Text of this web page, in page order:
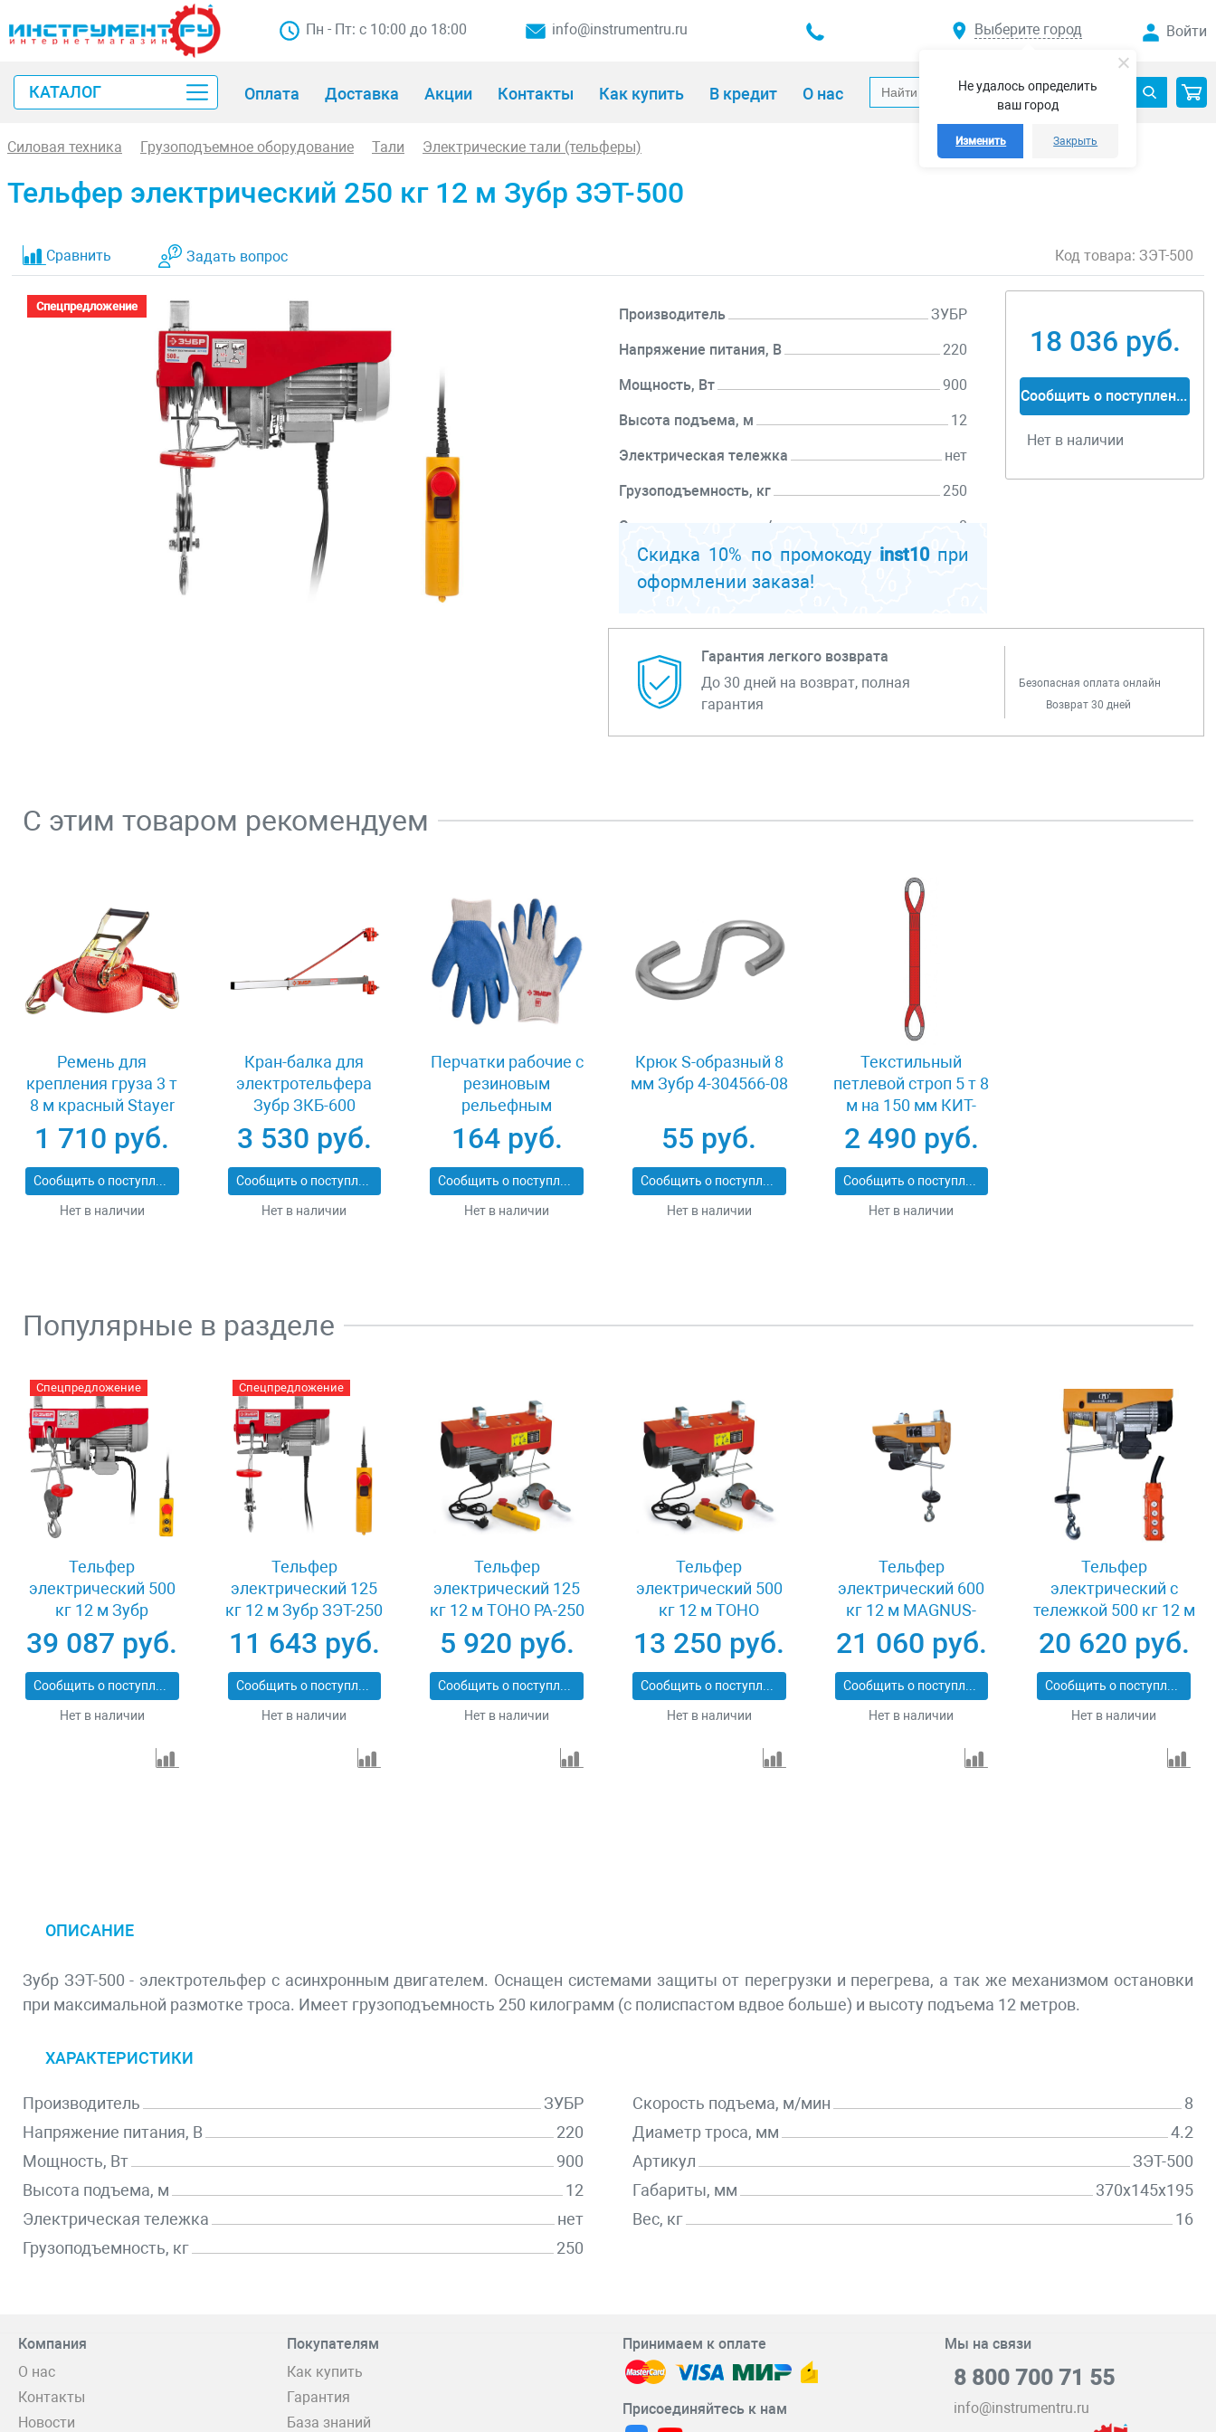
Не удалось определить
ваш город
Изменить Закрыть
Пн - Пт: с 10:00 до 18:00 info@instrumentru.ru Выберите город Войти
КАТАЛОГ Оплата Доставка Акции Контакты Как купить В кредит О нас
Силовая техника Грузоподъемное оборудование Тали Электрические тали (тельферы)
Тельфер электрический 250 кг 12 м Зубр ЗЭТ-500
Сравнить Задать вопрос Код товара: ЗЭТ-500
Спецпредложение Производитель ЗУБР
Напряжение питания, В 220
Мощность, Вт 900
Высота подъема, м 12
Электрическая тележка нет
Грузоподъемность, кг 250
Скорость подъема, м/мин 8
Перейти к описанию
Скидка 10% по промокоду inst10при
оформлении заказа!
18 036 руб.
Сообщить о поступлении
Нет в наличии
Гарантия легкого возврата
До 30 дней на возврат, полная
гарантия
Безопасная оплата онлайн
Возврат 30 дней
С этим товаром рекомендуем
Ремень для
крепления груза 3 т
8 м красный Stayer
PROFESSIONAL
40564-8
1 710 руб.
Сообщить о поступлении
Нет в наличии
Кран-балка для
электротельфера
Зубр ЗКБ-600
3 530 руб.
Сообщить о поступлении
Нет в наличии
Перчатки рабочие с
резиновым
рельефным
покрытием размер
XL Зубр 11260-XL
164 руб.
Сообщить о поступлении
Нет в наличии
Крюк S-образный 8
мм Зубр 4-304566-08
55 руб.
Сообщить о поступлении
Нет в наличии
Текстильный
петлевой строп 5 т 8
м на 150 мм КИТ-
СТП-5-8
2 490 руб.
Сообщить о поступлении
Нет в наличии
Популярные в разделе
Спецпредложение
Тельфер
электрический 500
кг 12 м Зубр
ЗЭТ-1000
39 087 руб.
Сообщить о поступлении
Нет в наличии
Спецпредложение
Тельфер
электрический 125
кг 12 м Зубр ЗЭТ-250
11 643 руб.
Сообщить о поступлении
Нет в наличии
Тельфер
электрический 125
кг 12 м TOHO РА-250
5 920 руб.
Сообщить о поступлении
Нет в наличии
Тельфер
электрический 500
кг 12 м TOHO
РА-990A
13 250 руб.
Сообщить о поступлении
Нет в наличии
Тельфер
электрический 600
кг 12 м MAGNUS-
PROFI МЕН-600/1200
21 060 руб.
Сообщить о поступлении
Нет в наличии
Тельфер
электрический с
тележкой 500 кг 12 м
MAGNUS-PROFI
МЕН-500/1000
20 620 руб.
Сообщить о поступлении
Нет в наличии
ОПИСАНИЕ
Зубр ЗЭТ-500 - электротельфер с асинхронным двигателем. Оснащен системами защиты от перегрузки и перегрева, а так же механизмом остановки
при максимальной размотке троса. Имеет грузоподъемность 250 килограмм (с полиспастом вдвое больше) и высоту подъема 12 метров.
ХАРАКТЕРИСТИКИ
Производитель
ЗУБР
Напряжение питания, В
220
Мощность, Вт
900
Высота подъема, м
12
Электрическая тележка
нет
Грузоподъемность, кг
250
Скорость подъема, м/мин
8
Диаметр троса, мм
4.2
Артикул
ЗЭТ-500
Габариты, мм
370x145x195
Вес, кг
16
Компания
О нас
Контакты
Новости
Покупателям
Как купить
Гарантия
База знаний
Принимаем к оплате
Присоединяйтесь к нам
Мы на связи
8 800 700 71 55
info@instrumentru.ru